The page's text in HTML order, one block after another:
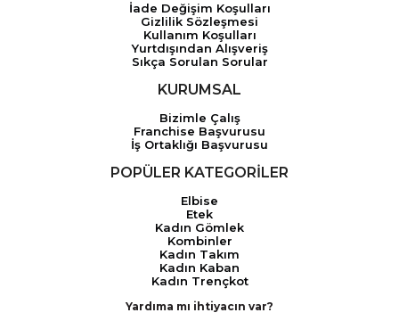
İade Değişim Koşulları
Gizlilik Sözleşmesi
Kullanım Koşulları
Yurtdışından Alışveriş
Sıkça Sorulan Sorular
KURUMSAL
Bizimle Çalış
Franchise Başvurusu
İş Ortaklığı Başvurusu
POPÜLER KATEGORİLER
Elbise
Etek
Kadın Gömlek
Kombinler
Kadın Takım
Kadın Kaban
Kadın Trençkot
Yardıma mı ihtiyacın var?